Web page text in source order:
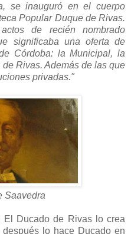
se inauguró en el cuerpo
Popular Duque de Rivas.
de recién nombrado
significaba una oferta de
Córdoba: la Municipal, la
Rivas. Además de las que
privadas."
Saavedra
El Ducado de Rivas lo crea
lo hace Ducado en